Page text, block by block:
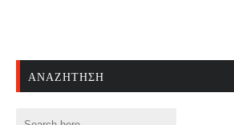
ΑΝΑΖΉΤΗΣΗ